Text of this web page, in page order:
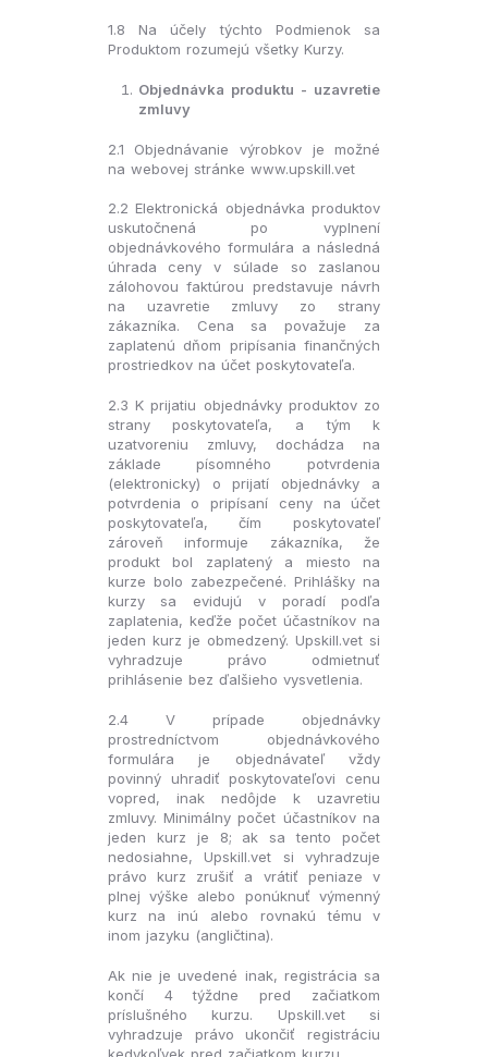
1.8 Na účely týchto Podmienok sa
Produktom rozumejú všetky Kurzy.
Objednávka produktu - uzavretie
zmluvy
2.1 Objednávanie výrobkov je možné
na webovej stránke www.upskill.vet
2.2 Elektronická objednávka produktov
uskutočnená po vyplnení
objednávkového formulára a následná
úhrada ceny v súlade so zaslanou
zálohovou faktúrou predstavuje návrh
na uzavretie zmluvy zo strany
zákazníka. Cena sa považuje za
zaplatenú dňom pripísania finančných
prostriedkov na účet poskytovateľa.
2.3 K prijatiu objednávky produktov zo
strany poskytovateľa, a tým k
uzatvoreniu zmluvy, dochádza na
základe písomného potvrdenia
(elektronicky) o prijatí objednávky a
potvrdenia o pripísaní ceny na účet
poskytovateľa, čím poskytovateľ
zároveň informuje zákazníka, že
produkt bol zaplatený a miesto na
kurze bolo zabezpečené. Prihlášky na
kurzy sa evidujú v poradí podľa
zaplatenia, keďže počet účastníkov na
jeden kurz je obmedzený. Upskill.vet si
vyhradzuje právo odmietnuť
prihlásenie bez ďalšieho vysvetlenia.
2.4 V prípade objednávky
prostredníctvom objednávkového
formulára je objednávateľ vždy
povinný uhradiť poskytovateľovi cenu
vopred, inak nedôjde k uzavretiu
zmluvy. Minimálny počet účastníkov na
jeden kurz je 8; ak sa tento počet
nedosiahne, Upskill.vet si vyhradzuje
právo kurz zrušiť a vrátiť peniaze v
plnej výške alebo ponúknuť výmenný
kurz na inú alebo rovnakú tému v
inom jazyku (angličtina).
Ak nie je uvedené inak, registrácia sa
končí 4 týždne pred začiatkom
príslušného kurzu. Upskill.vet si
vyhradzuje právo ukončiť registráciu
kedykoľvek pred začiatkom kurzu.